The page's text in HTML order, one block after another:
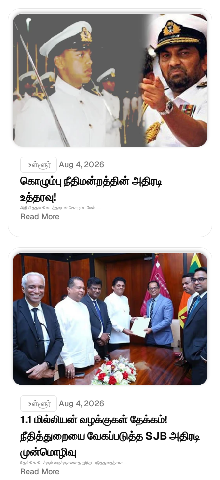
உள்ளூர் Aug 4, 2026
கொழும்பு நீதிமன்றத்தின் அதிரடி
உத்தரவு!
அறிவித்தல் கிடைத்தவுடன் கொழும்பு மேல்......
Read More
உள்ளூர் Aug 4, 2026
1.1 மில்லியன் வழக்குகள் தேக்கம்!
நீதித்துறையை வேகப்படுத்த SJB அதிரடி
முன்மொழிவு
தேங்கிக் கிடக்கும் வழக்குகளைத் துரிதப்படுத்துவதற்காக....
Read More